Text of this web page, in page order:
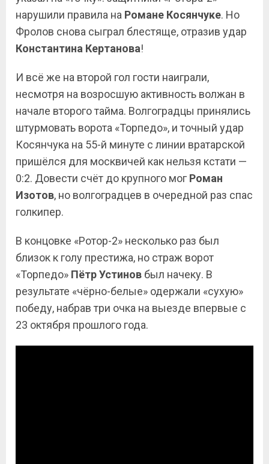
нарушили правила на Романе Косянчуке. Но
Фролов снова сыграл блестяще, отразив удар
Константина Кертанова!
И всё же на второй гол гости наиграли,
несмотря на возросшую активность волжан в
начале второго тайма. Волгоградцы принялись
штурмовать ворота «Торпедо», и точный удар
Косянчука на 55-й минуте с линии вратарской
пришёлся для москвичей как нельзя кстати —
0:2. Довести счёт до крупного мог Роман
Изотов, но волгоградцев в очередной раз спас
голкипер.
В концовке «Ротор-2» несколько раз был
близок к голу престижа, но страж ворот
«Торпедо» Пётр Устинов был начеку. В
результате «чёрно-белые» одержали «сухую»
победу, набрав три очка на выезде впервые с
23 октября прошлого года.